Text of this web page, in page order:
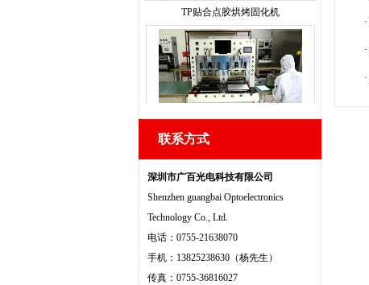
热压机
联系方式
深圳市广百光电科技有限公司
Shenzhen guangbai Optoelectronics
Technology Co., Ltd.
电话：0755-21638070
手机：13825238630（杨先生）
传真：0755-36816027
·
·
·